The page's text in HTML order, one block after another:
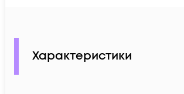
Характеристики